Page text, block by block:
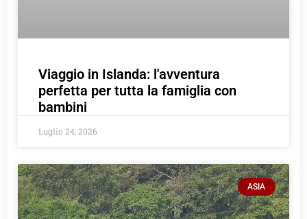
Viaggio in Islanda: l'avventura
perfetta per tutta la famiglia con
bambini
Luglio 24, 2026
ASIA